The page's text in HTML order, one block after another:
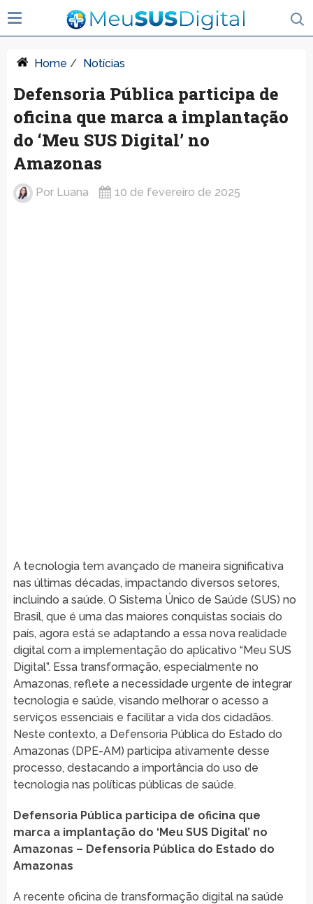
Home / Notícias
Defensoria Pública participa de
oficina que marca a implantação
do ‘Meu SUS Digital’ no
Amazonas
Por Luana 10 de fevereiro de 2025
A tecnologia tem avançado de maneira significativa
nas últimas décadas, impactando diversos setores,
incluindo a saúde. O Sistema Único de Saúde (SUS) no
Brasil, que é uma das maiores conquistas sociais do
país, agora está se adaptando a essa nova realidade
digital com a implementação do aplicativo “Meu SUS
Digital”. Essa transformação, especialmente no
Amazonas, reflete a necessidade urgente de integrar
tecnologia e saúde, visando melhorar o acesso a
serviços essenciais e facilitar a vida dos cidadãos.
Neste contexto, a Defensoria Pública do Estado do
Amazonas (DPE-AM) participa ativamente desse
processo, destacando a importância do uso de
tecnologia nas políticas públicas de saúde.
Defensoria Pública participa de oficina que
marca a implantação do ‘Meu SUS Digital’ no
Amazonas – Defensoria Pública do Estado do
Amazonas
A recente oficina de transformação digital na saúde